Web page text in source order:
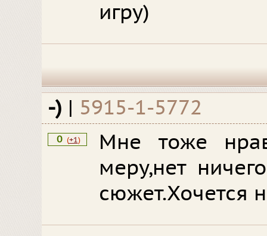
игру)
-) | 5915-1-5772
0 (+1)
Мне тоже
меру,нет
сюжет.Хочется